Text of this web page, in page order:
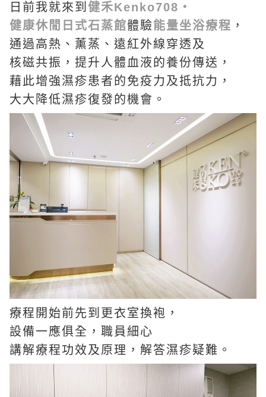
日前我就來到 健禾Kenko708・
健康休閒日式石蒸館體驗能量坐浴療程 ，
通過高熱、薰蒸、遠紅外線穿透及
核磁共振，提升人體血液的養份傳送，
藉此增強濕疹患者的免疫力及抵抗力，
大大降低濕疹復發的機會。
療程開始前先到更衣室換袍，
設備一應俱全，職員細心
講解療程功效及原理，解答濕疹疑難。